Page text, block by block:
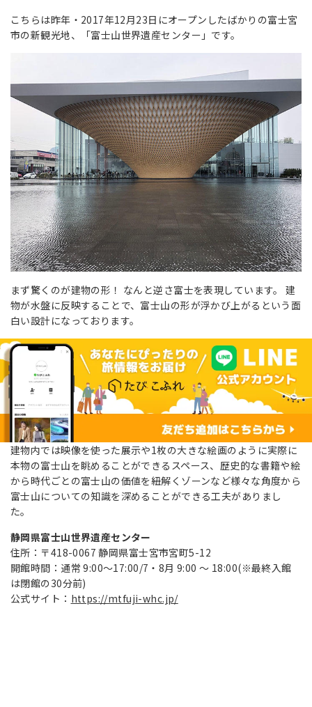
こちらは昨年・2017年12月23日にオープンしたばかりの富士宮
市の新観光地、「富士山世界遺産センター」です。
まず驚くのが建物の形！ なんと逆さ富士を表現しています。 建
物が水盤に反映することで、富士山の形が浮かび上がるという面
白い設計になっております。
建物内では映像を使った展示や1枚の大きな絵画のように実際に
本物の富士山を眺めることができるスペース、歴史的な書籍や絵
から時代ごとの富士山の価値を紐解くゾーンなど様々な角度から
富士山についての知識を深めることができる工夫がありまし
た。
静岡県富士山世界遺産センター
住所：〒418-0067 静岡県富士宮市宮町5-12
開館時間：通常 9:00～17:00/7・8月 9:00 ～ 18:00(※最終入館
は閉館の30分前)
公式サイト： https://mtfuji-whc.jp/